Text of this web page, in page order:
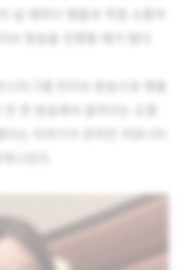
날 때마다 팬들과 직접 소통하
브 방송을 진행할 때가 많다.
스타그램 라이브 방송으로 팬들
한 방송에서 움직이는 도중
다는 이야기가 온라인 커뮤니티
나갔다.